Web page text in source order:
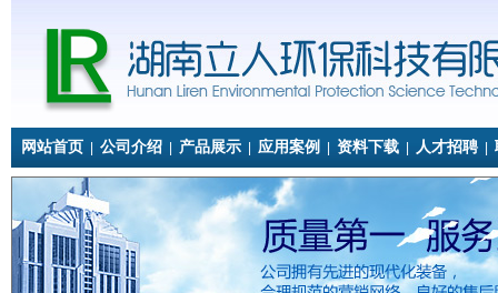
网站首页 公司介绍 产品展示 应用案例 资料下载 人才招聘